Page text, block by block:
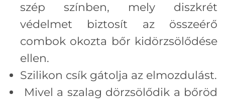
szép színben, mely diszkrét
védelmet biztosít az összeérő
combok okozta bőr kidörzsölődése
ellen.
Szilikon csík gátolja az elmozdulást.
Mivel a szalag dörzsölődik a bőröd